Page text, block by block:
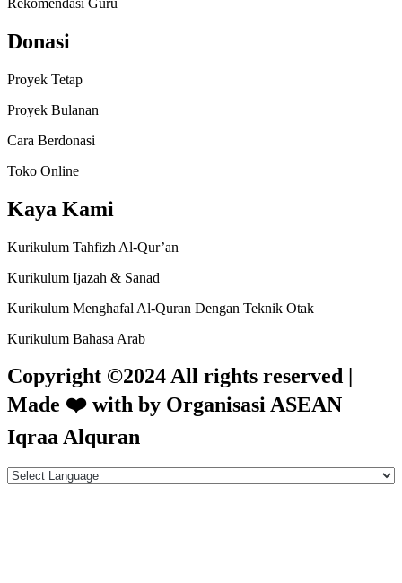
Rekomendasi Guru
Donasi
Proyek Tetap
Proyek Bulanan
Cara Berdonasi
Toko Online
Kaya Kami
Kurikulum Tahfizh Al-Qur’an
Kurikulum Ijazah & Sanad
Kurikulum Menghafal Al-Quran Dengan Teknik Otak
Kurikulum Bahasa Arab
Copyright ©2024 All rights reserved |
Made ❤️ with by Organisasi ASEAN
Iqraa Alquran